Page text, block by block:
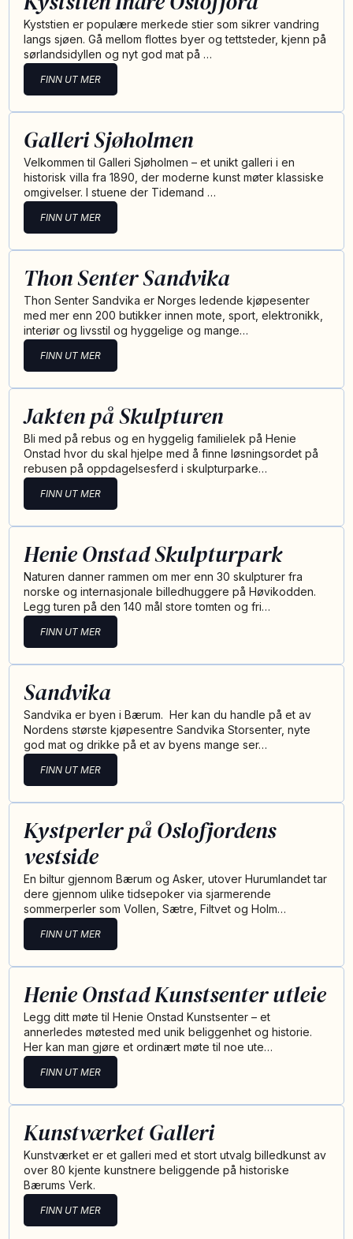
Kyststien er populære merkede stier som sikrer vandring
langs sjøen. Gå mellom flottes byer og tettsteder, kjenn på
sørlandsidyllen og nyt god mat på …
FINN UT MER
Galleri Sjøholmen
Velkommen til Galleri Sjøholmen – et unikt galleri i en
historisk villa fra 1890, der moderne kunst møter klassiske
omgivelser. I stuene der Tidemand …
FINN UT MER
Thon Senter Sandvika
Thon Senter Sandvika er Norges ledende kjøpesenter
med mer enn 200 butikker innen mote, sport, elektronikk,
interiør og livsstil og hyggelige og mange…
FINN UT MER
Jakten på Skulpturen
Bli med på rebus og en hyggelig familielek på Henie
Onstad hvor du skal hjelpe med å finne løsningsordet på
rebusen på oppdagelsesferd i skulpturparke…
FINN UT MER
Henie Onstad Skulpturpark
Naturen danner rammen om mer enn 30 skulpturer fra
norske og internasjonale billedhuggere på Høvikodden.
Legg turen på den 140 mål store tomten og fri…
FINN UT MER
Sandvika
Sandvika er byen i Bærum. Her kan du handle på et av
Nordens største kjøpesentre Sandvika Storsenter, nyte
god mat og drikke på et av byens mange ser…
FINN UT MER
Kystperler på Oslofjordens
vestside
En biltur gjennom Bærum og Asker, utover Hurumlandet tar
dere gjennom ulike tidsepoker via sjarmerende
sommerperler som Vollen, Sætre, Filtvet og Holm…
FINN UT MER
Henie Onstad Kunstsenter utleie
Legg ditt møte til Henie Onstad Kunstsenter – ​et
annerledes møtested med unik beliggenhet og historie.
Her kan man gjøre et ordinært møte til noe ute…
FINN UT MER
Kunstværket Galleri
Kunstværket er et galleri med et stort utvalg billedkunst av
over 80 kjente kunstnere beliggende på historiske
Bærums Verk.
FINN UT MER